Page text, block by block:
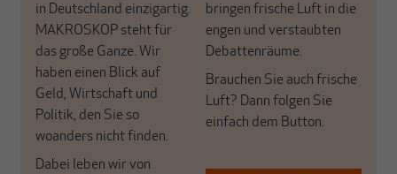
in Deutschland einzigartig.
MAKROSKOP steht für
das große Ganze. Wir
haben einen Blick auf
Geld, Wirtschaft und
Politik, den Sie so
woanders nicht finden.
Dabei leben wir von
bringen frische Luft in die
engen und verstaubten
Debattenräume.
Brauchen Sie auch frische
Luft? Dann folgen Sie
einfach dem Button.